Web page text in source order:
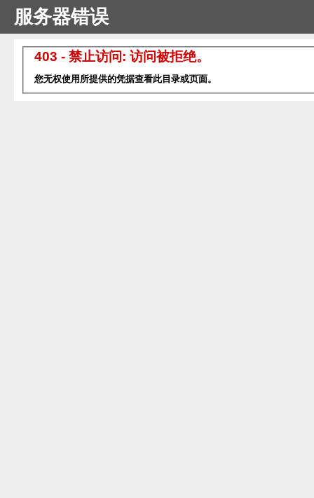
服务器错误
403 - 禁止访问: 访问被拒绝。
您无权使用所提供的凭据查看此目录或页面。